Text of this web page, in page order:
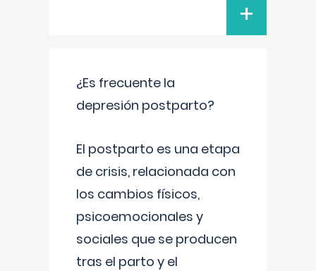
+
¿Es frecuente la
depresión postparto?
El postparto es una etapa
de crisis, relacionada con
los cambios físicos,
psicoemocionales y
sociales que se producen
tras el parto y el